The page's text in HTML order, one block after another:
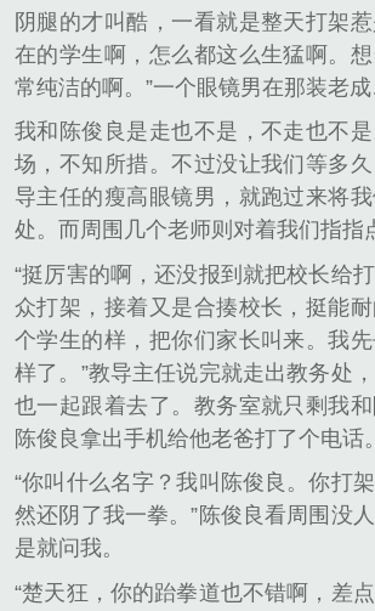
阴腿的才叫酷，一看就是整天打架
在的学生啊，怎么都这么生猛啊。
常纯洁的啊。”一个眼镜男在那装老
我和陈俊良是走也不是，不走也不
场，不知所措。不过没让我们等多
导主任的瘦高眼镜男，就跑过来将
处。而周围几个老师则对着我们指指
“挺厉害的啊，还没报到就把校长给
众打架，接着又是合揍校长，挺能
个学生的样，把你们家长叫来。我
样了。”教导主任说完就走出教务处
也一起跟着去了。教务室就只剩我
陈俊良拿出手机给他老爸打了个电话。
“你叫什么名字？我叫陈俊良。你打
然还阴了我一拳。”陈俊良看周围没
是就问我。
“楚天狂，你的跆拳道也不错啊，差